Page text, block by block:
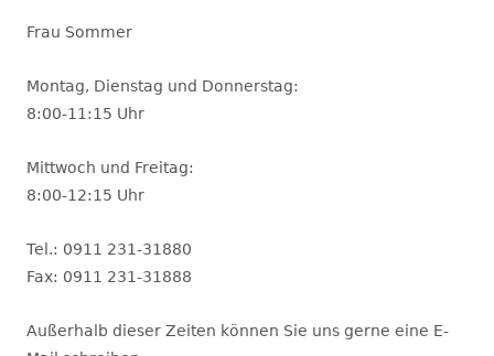
Frau Sommer
Montag, Dienstag und Donnerstag:
8:00-11:15 Uhr
Mittwoch und Freitag:
8:00-12:15 Uhr
Tel.: 0911 231-31880
Fax: 0911 231-31888
Außerhalb dieser Zeiten können Sie uns gerne eine E-